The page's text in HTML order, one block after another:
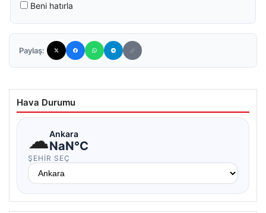
Beni hatırla
Paylaş:
Hava Durumu
☁Ankara
NaN°C
ŞEHIR SEÇ